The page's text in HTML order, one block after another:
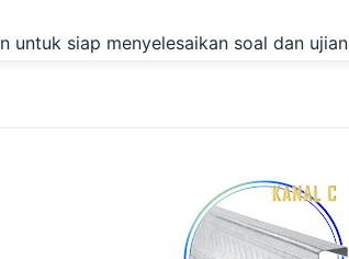
untuk siap menyelesaikan soal dan ujian